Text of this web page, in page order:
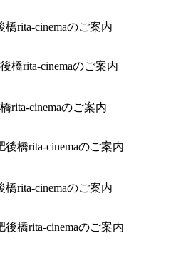
橋rita-cinemaのご案内
rita-cinemaのご案内
橋rita-cinemaのご案内